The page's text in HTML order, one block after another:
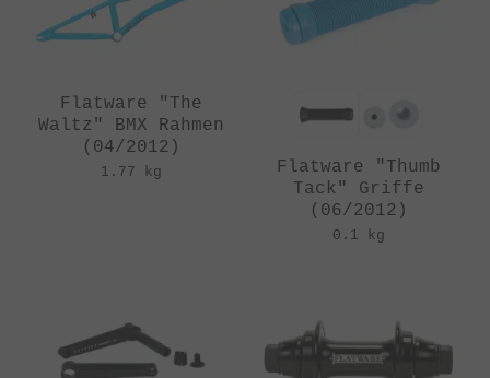
Flatware "The
Waltz" BMX Rahmen
(04/2012)
1.77 kg
Flatware "Thumb
Tack" Griffe
(06/2012)
0.1 kg